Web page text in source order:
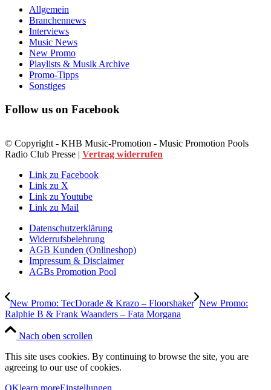
Allgemein
Branchennews
Interviews
Music News
New Promo
Playlists & Musik Archive
Promo-Tipps
Sonstiges
Follow us on Facebook
© Copyright - KHB Music-Promotion - Music Promotion Pools
Radio Club Presse | Vertrag widerrufen
Link zu Facebook
Link zu X
Link zu Youtube
Link zu Mail
Datenschutzerklärung
Widerrufsbelehrung
AGB Kunden (Onlineshop)
Impressum & Disclaimer
AGBs Promotion Pool
New Promo: TecDorade & Krazo – Floorshaker New Promo:
Ralphie B & Frank Waanders – Fata Morgana
Nach oben scrollen
This site uses cookies. By continuing to browse the site, you are
agreeing to our use of cookies.